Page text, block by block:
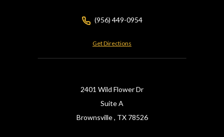
(956) 449-0954
Get Directions
2401 Wild Flower Dr
Suite A
Brownsville , TX78526